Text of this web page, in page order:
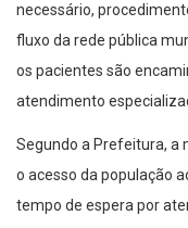
necessário,
fluxo da rede pública
os pacientes são
atendimento
Segundo a Prefeitura, a
o acesso da população
tempo de espera por